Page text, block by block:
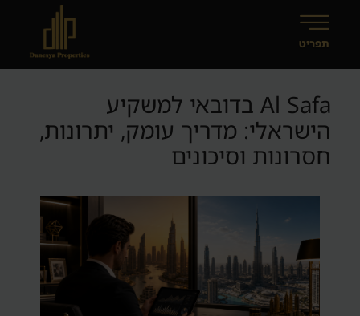
Al Safa בדובאי למשקיע
הישראלי: מדריך עומק, יתרונות,
חסרונות וסיכונים